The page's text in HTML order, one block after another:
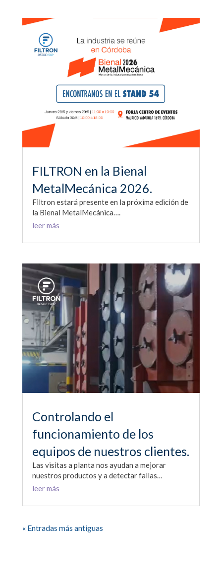
FILTRON en la Bienal
MetalMecánica 2026.
Filtron estará presente en la próxima edición de
la Bienal MetalMecánica….
leer más
Controlando el
funcionamiento de los
equipos de nuestros clientes.
Las visitas a planta nos ayudan a mejorar
nuestros productos y a detectar fallas…
leer más
« Entradas más antiguas